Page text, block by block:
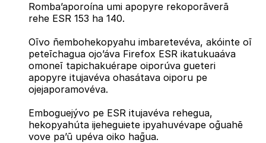
Romba’aporoína umi apopyre rekoporãverã
rehe ESR 153 ha 140.
Oĩvo ñembohekopyahu imbaretevéva, akóinte oĩ
peteĩchagua ojo’áva Firefox ESR ikatukuaáva
omoneĩ tapichakuérape oiporúva gueteri
apopyre itujavéva ohasátava oiporu pe
ojejaporamovéva.
Emboguejývo pe ESR itujavéva rehegua,
hekopyahúta ijeheguiete ipyahuvévape og̃uahẽ
vove pa’ũ upéva oiko hag̃ua.